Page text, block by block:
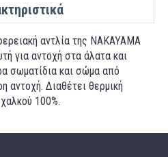
αντλία της NAKAYAMA
για αντοχή στα άλατα και
σωματίδια και σώμα από
αντοχή. Διαθέτει θερμική
100%.